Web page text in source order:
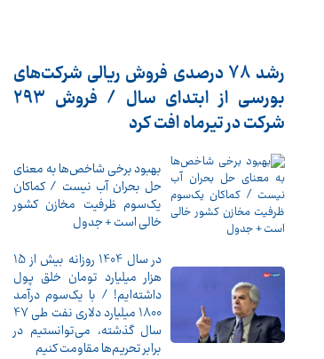
رشد 78 درصدی فروش ریالی شرکت‌های
بورسی از ابتدای سال / فروش 293
شرکت در تیرماه افت کرد
بهبود برخی شاخص‌ها به معنای
حل بحران آب نیست / کماکان
یک‌سوم ظرفیت مخازن کشور
خالی است + جدول
در سال 1404 روزانه بیش از 15
هزار میلیارد تومان خلق پول
داشته‌ایم! / با یک‌سوم درآمد
1800 میلیارد دلاری نفت طی 47
سال گذشته، می‌توانستیم در
برابر تحریم‌ها مقاومت کنیم